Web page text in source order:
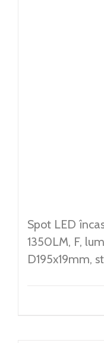
Spot LED
1350LM, F,
D195x19mm,